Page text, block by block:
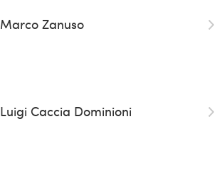
Marco Zanuso
Luigi Caccia Dominioni